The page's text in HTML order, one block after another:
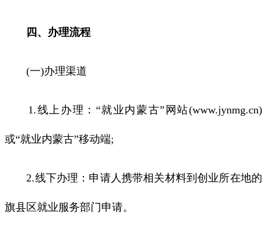
四、办理流程
(一)办理渠道
1.线上办理：“就业内蒙古”网站(www.jynmg.cn)
或“就业内蒙古”移动端;
2.线下办理：申请人携带相关材料到创业所在地的
旗县区就业服务部门申请。